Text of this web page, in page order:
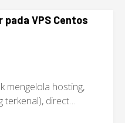
VPS Centos
mengelola hosting,
terkenal), direct…